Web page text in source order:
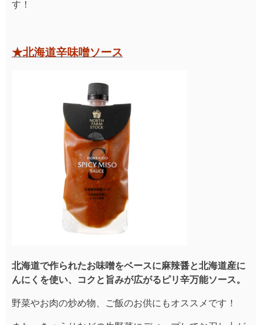
す！
★北海道辛味噌ソース
北海道で作られたお味噌をベースに麻辣醤と北海道産に
んにくを使い、コクと旨みが広がるピリ辛万能ソース。
野菜やお肉の炒め物、ご飯のお供にもオススメです！